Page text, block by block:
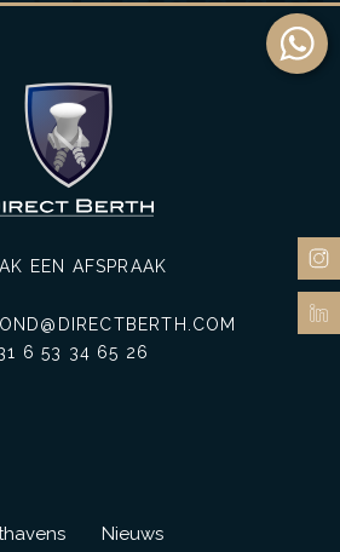
EEN AFSPRAAK
6 53 34 65 26
Nieuws